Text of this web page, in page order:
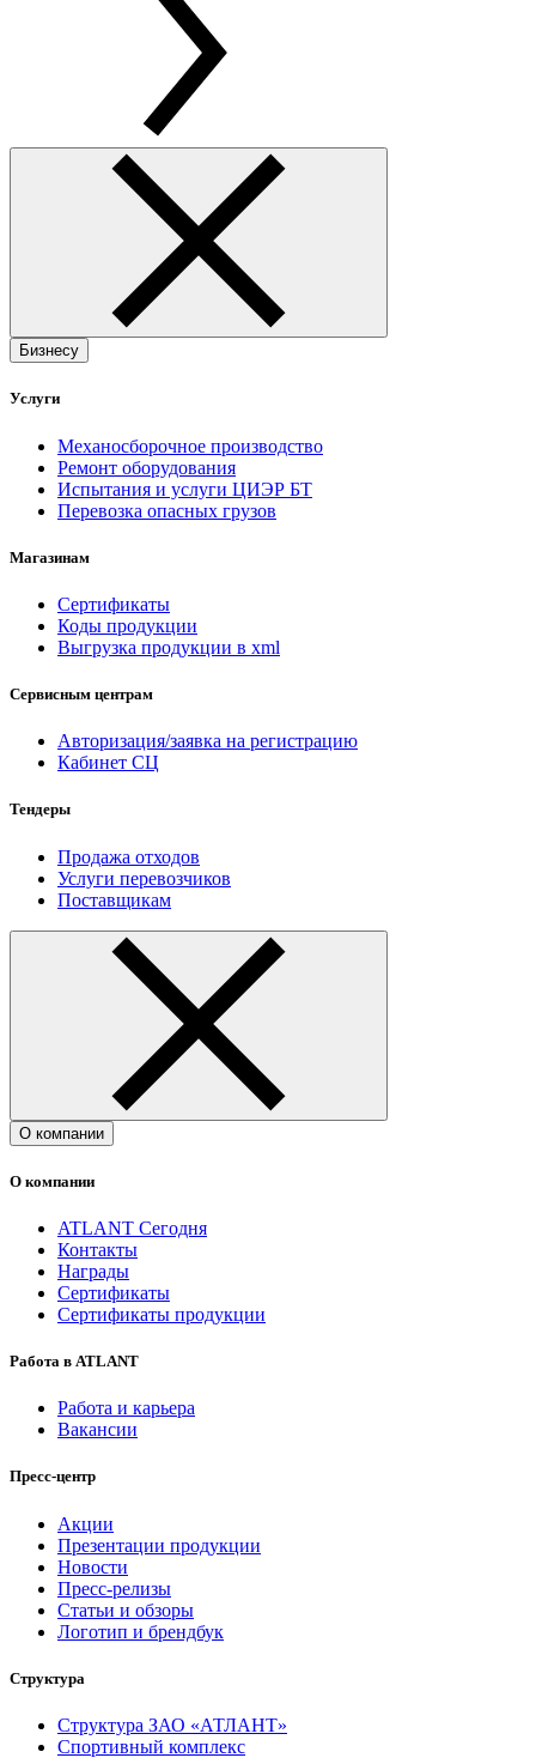
Бизнесу
Услуги
Механосборочное производство
Ремонт оборудования
Испытания и услуги ЦИЭР БТ
Перевозка опасных грузов
Магазинам
Сертификаты
Коды продукции
Выгрузка продукции в xml
Сервисным центрам
Авторизация/заявка на регистрацию
Кабинет СЦ
Тендеры
Продажа отходов
Услуги перевозчиков
Поставщикам
О компании
О компании
ATLANT Сегодня
Контакты
Награды
Сертификаты
Сертификаты продукции
Работа в ATLANT
Работа и карьера
Вакансии
Пресс-центр
Акции
Презентации продукции
Новости
Пресс-релизы
Статьи и обзоры
Логотип и брендбук
Структура
Структура ЗАО «АТЛАНТ»
Спортивный комплекс